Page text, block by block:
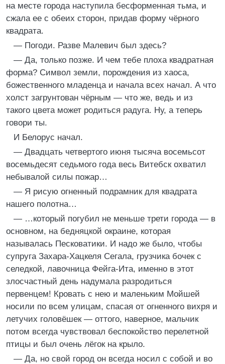
на месте города наступила бесформенная тьма, и
сжала ее с обеих сторон, придав форму чёрного
квадрата.
— Погоди. Разве Малевич был здесь?
— Да, только позже. И чем тебе плоха квадратная
форма? Символ земли, порождения из хаоса,
божественного младенца и начала всех начал. А что
холст загрунтован чёрным — что же, ведь и из
такого цвета может родиться радуга. Ну, а теперь
говори ты.
И Белорус начал.
— Двадцать четвертого июня тысяча восемьсот
восемьдесят седьмого года весь Витебск охватил
небывалой силы пожар…
— Я рисую огненный подрамник для квадрата
нашего полотна…
— …который погубил не меньше трети города — в
основном, на бедняцкой окраине, которая
называлась Песковатики. И надо же было, чтобы
супруга Захара-Хацкеля Сегала, грузчика бочек с
селедкой, лавочница Фейга-Ита, именно в этот
злосчастный день надумала разродиться
первенцем! Кровать с нею и маленьким Мойшей
носили по всем улицам, спасая от огненного вихря и
летучих головёшек — оттого, наверное, мальчик
потом всегда чувствовал беспокойство перелетной
птицы и был очень лёгок на крыло.
— Да, но свой город он всегда носил с собой и во